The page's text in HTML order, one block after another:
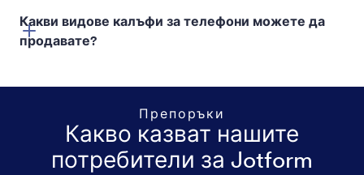
Какви видове калъфи за телефони можете да
продавате?
Препоръки
Какво казват нашите
потребители за Jotform